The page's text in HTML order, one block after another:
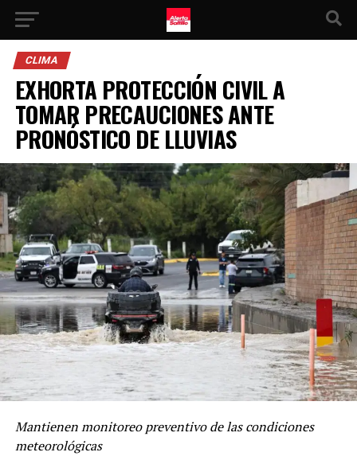
CLIMA
EXHORTA PROTECCIÓN CIVIL A
TOMAR PRECAUCIONES ANTE
PRONÓSTICO DE LLUVIAS
Mantienen monitoreo preventivo de las condiciones
meteorológicas